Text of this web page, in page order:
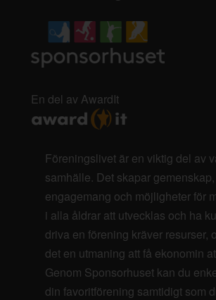
En del av AwardIt
Föreningslivet är en viktig del av
samhälle. Det skapar gemenskap,
engagemang och möjligheter för
i alla åldrar att utvecklas och ha
driva en förening kräver resurser,
det en utmaning att få ekonomin
Genom Sponsorhuset kan du
din favoritförening samtidigt som